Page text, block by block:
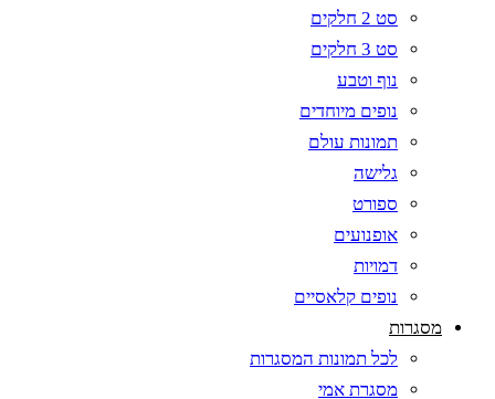
סט 2 חלקים
סט 3 חלקים
נוף וטבע
נופים מיוחדים
תמונות עולם
גלישה
ספורט
אופנועים
דמויות
נופים קלאסיים
מסגרות
לכל תמונות המסגרות
מסגרת אמי